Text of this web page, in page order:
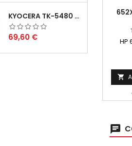
KYOCERA TK-5480 PACK TONERS COMPATÍVEIS
Preço
69,60 €
HP
